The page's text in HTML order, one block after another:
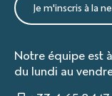
Je m'inscris à la
Notre équipe est
du lundi au